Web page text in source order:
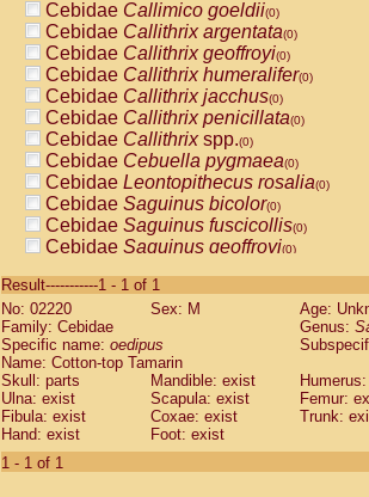
Cebidae Callimico goeldii(0)
Cebidae Callithrix argentata(0)
Cebidae Callithrix geoffroyi(0)
Cebidae Callithrix humeralifer(0)
Cebidae Callithrix jacchus(0)
Cebidae Callithrix penicillata(0)
Cebidae Callithrixspp.(0)
Cebidae Cebuella pygmaea(0)
Cebidae Leontopithecus rosalia(0)
Cebidae Saguinus bicolor(0)
Cebidae Saguinus fuscicollis(0)
Cebidae Saguinus geoffroyi(0)
CebidaeSaguinus labiatus(0)
Cebidae Saguinus leucopus (0)
Cebidae
CebidaeSaguinus mystax
Cebidae Saguinus nigricollis (0)
Cebidae Saguinus oedipus
Cebidae Saguinus weddelli
Cebidae Saguinusspp.
Cebidae
Result-----------1 - 1 of 1
No: 02220
Sex: M
Age:
Family: Cebidae
Genus:
Specific name: oedipus
Name: Cotton-top Tamarin
Skull: parts
Mandible: exist
Ulna: exist
Scapula: exist
Femur:
Fibula: exist
Coxae: exist
Trunk:
Hand: exist
Foot: exist
1 - 1 of 1